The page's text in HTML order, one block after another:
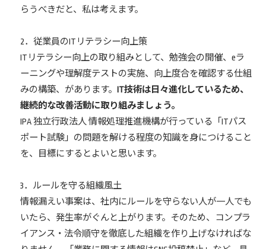
らうべきだと、私は考えます。
2．従業員のITリテラシー向上策
ITリテラシー向上の取り組みとして、勉強会の開催、eラ
ーニングや理解度テストの実施、向上度合を確認する仕組
みの構築、があります。 IT技術は日々進化しているため、
継続的な改善活動に取り組みましょう。
IPA 独立行政法人 情報処理推進機構が行っている「ITパス
ポート試験」の問題を解ける程度の知識を身につけること
を、目標にするとよいと思います。
3．ルールを守る組織風土
情報漏えい事案は、社内にルールを守らない人が一人でも
いたら、発生率がぐんと上がります。そのため、コンプラ
イアンス・法令順守を徹底した組織を作り上げなければな